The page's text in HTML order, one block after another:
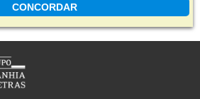
CONCORDAR